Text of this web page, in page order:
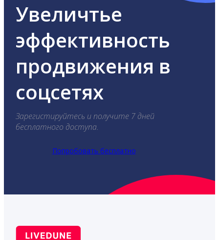
Увеличтье
эффективность
продвижения в
соцсетях
Зарегистируйтесь и получите 7 дней
бесплатного доступа.
Попробовать бесплатно